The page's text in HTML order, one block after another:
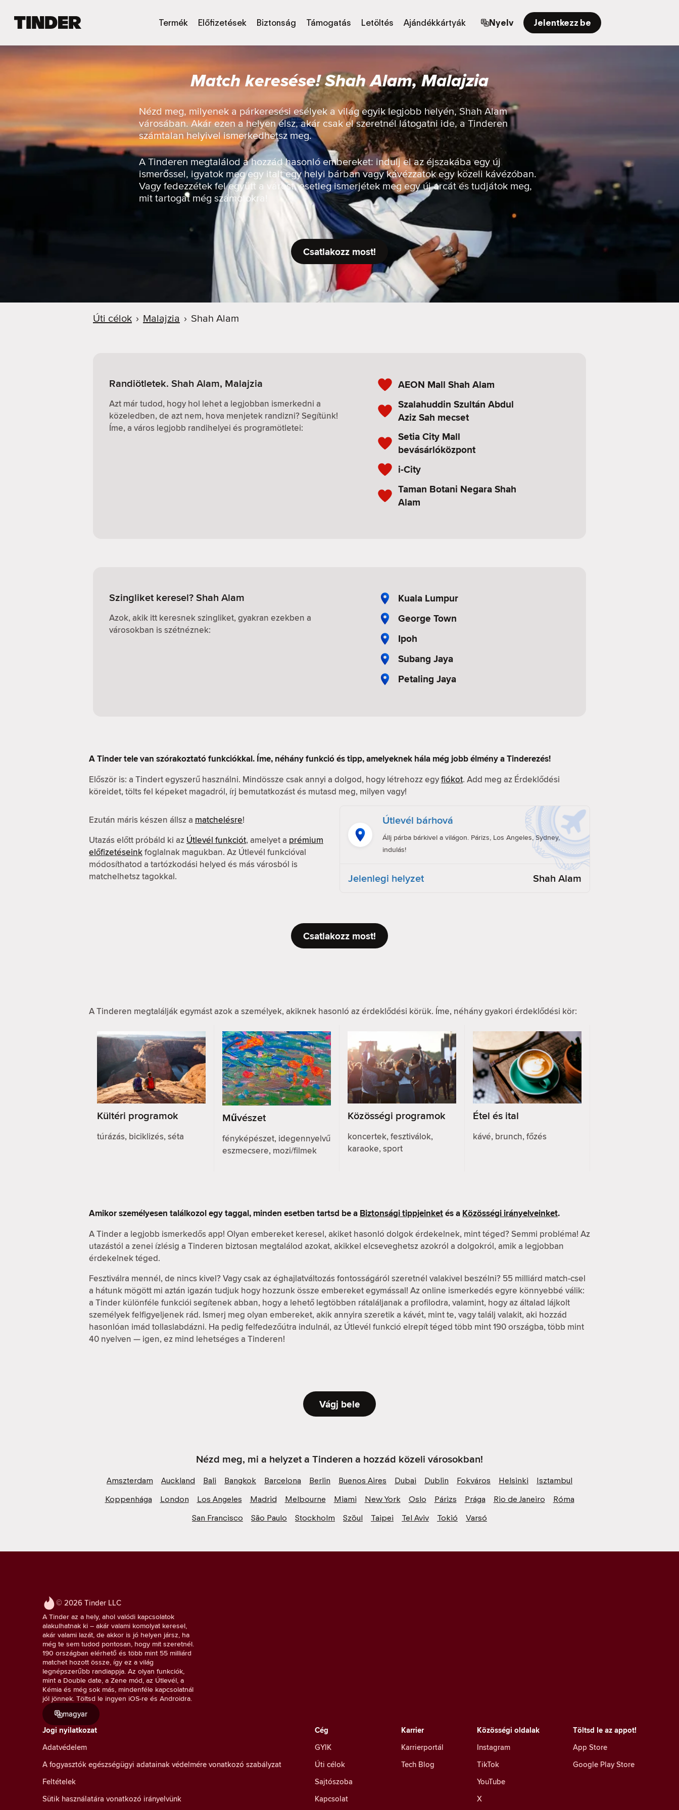
e
ő
o
l
Termék Előfizetések Biztonság Támogatás Letöltés Ajándékkártyák Nyelv Jelentkezz be
Match keresése! Shah Alam, Malajzia
Nézd meg, milyenek a párkeresési esélyek a világ egyik legjobb helyén, Shah Alam
városában. Akár ezen a helyen élsz, akár csak el szeretnél látogatni ide, a Tinderen
számtalan helyivel ismerkedhetsz meg.
A Tinderen megtalálod a hozzád hasonló embereket: indulj el az éjszakába egy új
ismerőssel, igyatok meg egy italt egy helyi bárban vagy kávézzatok egy közeli kávézóban.
Vagy fedezzétek fel együtt a várost, esetleg ismerjétek meg egy új arcát és tudjátok meg,
mit tartogat még számotokra!
Csatlakozz most!
Úti célok › Malajzia › Shah Alam
Randiötletek. Shah Alam, Malajzia
Azt már tudod, hogy hol lehet a legjobban ismerkedni a
közeledben, de azt nem, hova menjetek randizni? Segítünk!
Íme, a város legjobb randihelyei és programötletei:
AEON Mall Shah Alam
Szalahuddin Szultán Abdul
Aziz Sah mecset
Setia City Mall
bevásárlóközpont
i-City
Taman Botani Negara Shah
Alam
Szingliket keresel? Shah Alam
Azok, akik itt keresnek szingliket, gyakran ezekben a
városokban is szétnéznek:
Kuala Lumpur
George Town
Ipoh
Subang Jaya
Petaling Jaya
A Tinder tele van szórakoztató funkciókkal. Íme, néhány funkció és tipp, amelyeknek hála még jobb élmény a Tinderezés!
Először is: a Tindert egyszerű használni. Mindössze csak annyi a dolgod, hogy létrehozz egyfiókot. Add meg az Érdeklődési
köreidet, tölts fel képeket magadról, írj bemutatkozást és mutasd meg, milyen vagy!
Ezután máris készen állsz a matchelésre!
Utazás előtt próbáld ki az Útlevél funkciót, amelyet a prémium
előfizetéseinkfoglalnak magukban. Az Útlevél funkcióval
módosíthatod a tartózkodási helyed és más városból is
matchelhetsz tagokkal.
Útlevél bárhová
Állj párba bárkivel a világon. Párizs, Los Angeles, Sydney,
indulás!
Jelenlegi helyzet Shah Alam
Csatlakozz most!
A Tinderen megtalálják egymást azok a személyek, akiknek hasonló az érdeklődési körük. Íme, néhány gyakori érdeklődési kör:
Kültéri programok
túrázás, biciklizés, séta
Művészet
fényképészet, idegennyelvű
eszmecsere, mozi/filmek
Közösségi programok
koncertek, fesztiválok,
karaoke, sport
Étel és ital
kávé, brunch, főzés
Amikor személyesen találkozol egy taggal, minden esetben tartsd be a Biztonsági tippjeinketés a Közösségi irányelveinket.
A Tinder a legjobb ismerkedős app! Olyan embereket keresel, akiket hasonló dolgok érdekelnek, mint téged? Semmi probléma! Az
utazástól a zenei ízlésig a Tinderen biztosan megtalálod azokat, akikkel elcseveghetsz azokról a dolgokról, amik a legjobban
érdekelnek téged.
Fesztiválra mennél, de nincs kivel? Vagy csak az éghajlatváltozás fontosságáról szeretnél valakivel beszélni? 55 milliárd match-csel
a hátunk mögött mi aztán igazán tudjuk hogy hozzunk össze embereket egymással! Az online ismerkedés egyre könnyebbé válik:
a Tinder különféle funkciói segítenek abban, hogy a lehető legtöbben rátaláljanak a profilodra, valamint, hogy az általad lájkolt
személyek felfigyeljenek rád. Ismerj meg olyan embereket, akik annyira szeretik a kávét, mint te, vagy találj valakit, aki hozzád
hasonlóan imád tollaslabdázni. Ha pedig felfedezőútra indulnál, az Útlevél funkció elrepít téged több mint 190 országba, több mint
40 nyelven — igen, ez mind lehetséges a Tinderen!
Vágj bele
Nézd meg, mi a helyzet a Tinderen a hozzád közeli városokban!
Amszterdam Auckland Bali Bangkok Barcelona Berlin Buenos Aires Dubai Dublin Fokváros Helsinki
Isztambul
Koppenhága
London Los Angeles Madrid Melbourne Miami New York Oslo Párizs Prága Rio de Janeiro
Róma
San Francisco
São Paulo Stockholm Szöul Taipei Tel Aviv Tokió Varsó
© 2026 Tinder LLC
A Tinder az a hely, ahol valódi kapcsolatok
alakulhatnak ki – akár valami komolyat keresel,
akár valami lazát, de akkor is jó helyen jársz, ha
még te sem tudod pontosan, hogy mit szeretnél.
190 országban elérhető és több mint 55 milliárd
matchet hozott össze, így ez a világ
legnépszerűbb randiappja. Az olyan funkciók,
mint a Double date, a Zene mód, az Útlevél, a
Kémia és még sok más, mindenféle kapcsolatnál
jól jönnek. Töltsd le ingyen iOS-re és Androidra.
magyar
Közösségi oldalak
Instagram
TikTok
YouTube
X
Jogi nyilatkozat
Adatvédelem
A fogyasztók egészségügyi adatainak védelmére vonatkozó szabályzat
Feltételek
Sütik használatára vonatkozó irányelvünk
Karrier
Karrierportál
Tech Blog
Cég
GYIK
Úti célok
Sajtószoba
Kapcsolat
Töltsd le az appot!
App Store
Google Play Store